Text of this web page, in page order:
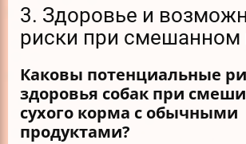
3. Здоровье и
риски при смешанном
Каковы потенциальные
здоровья собак при
сухого корма с обычными
продуктами?